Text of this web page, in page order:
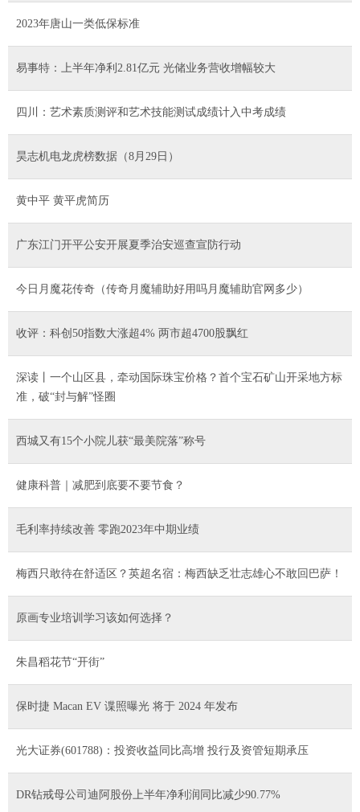
2023年唐山一类低保标准
易事特：上半年净利2.81亿元 光储业务营收增幅较大
四川：艺术素质测评和艺术技能测试成绩计入中考成绩
昊志机电龙虎榜数据（8月29日）
黄中平 黄平虎简历
广东江门开平公安开展夏季治安巡查宣防行动
今日月魔花传奇（传奇月魔辅助好用吗月魔辅助官网多少）
收评：科创50指数大涨超4% 两市超4700股飘红
深读丨一个山区县，牵动国际珠宝价格？首个宝石矿山开采地方标
准，破“封与解”怪圈
西城又有15个小院儿获“最美院落”称号
健康科普｜减肥到底要不要节食？
毛利率持续改善 零跑2023年中期业绩
梅西只敢待在舒适区？英超名宿：梅西缺乏壮志雄心不敢回巴萨！
原画专业培训学习该如何选择？
朱昌稻花节“开街”
保时捷 Macan EV 谍照曝光 将于 2024 年发布
光大证券(601788)：投资收益同比高增 投行及资管短期承压
DR钻戒母公司迪阿股份上半年净利润同比减少90.77%